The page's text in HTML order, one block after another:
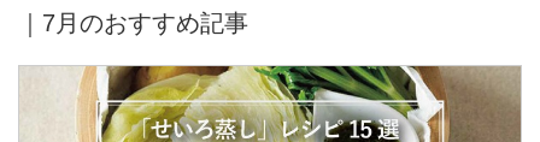
｜7月のおすすめ記事